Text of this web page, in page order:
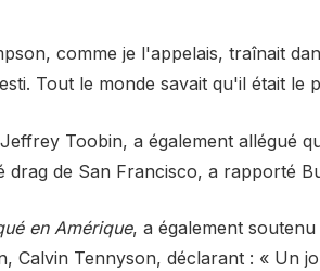
comme je l'appelais, traînait
Tout le monde savait qu'il était le
Toobin, a également allégué
de San Francisco, a rapporté
en Amérique, a également
Calvin Tennyson, déclarant : « Un